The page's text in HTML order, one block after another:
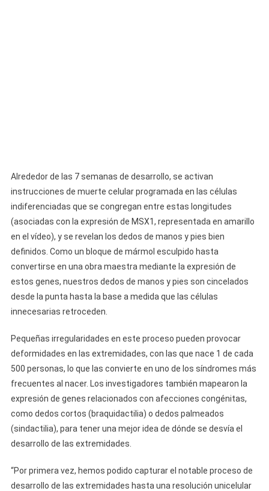
Alrededor de las 7 semanas de desarrollo, se activan
instrucciones de muerte celular programada en las células
indiferenciadas que se congregan entre estas longitudes
(asociadas con la expresión de MSX1, representada en amarillo
en el vídeo), y se revelan los dedos de manos y pies bien
definidos. Como un bloque de mármol esculpido hasta
convertirse en una obra maestra mediante la expresión de
estos genes, nuestros dedos de manos y pies son cincelados
desde la punta hasta la base a medida que las células
innecesarias retroceden.
Pequeñas irregularidades en este proceso pueden provocar
deformidades en las extremidades, con las que nace 1 de cada
500 personas, lo que las convierte en uno de los síndromes más
frecuentes al nacer. Los investigadores también mapearon la
expresión de genes relacionados con afecciones congénitas,
como dedos cortos (braquidactilia) o dedos palmeados
(sindactilia), para tener una mejor idea de dónde se desvía el
desarrollo de las extremidades.
“Por primera vez, hemos podido capturar el notable proceso de
desarrollo de las extremidades hasta una resolución unicelular